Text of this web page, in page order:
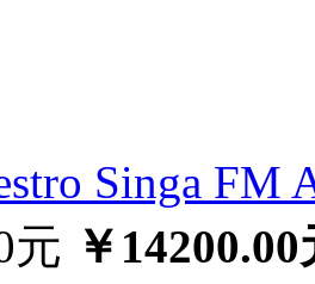
Singa FM
元 ￥14200.00